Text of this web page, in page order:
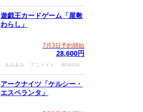
遊戯王カードゲーム「屋敷
わらし」
7月3日予約開始
28,600円
あみあみ アニメイト Amazon
アークナイツ「ケルシー・
エスペランタ」